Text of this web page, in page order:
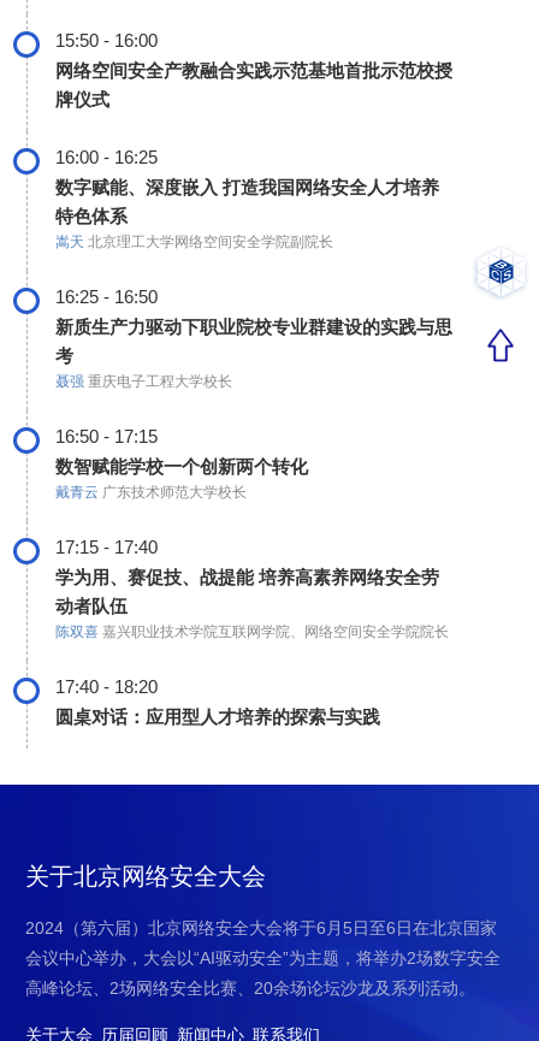
15:50 - 16:00
网络空间安全产教融合实践示范基地首批示范校授
牌仪式
16:00 - 16:25
数字赋能、深度嵌入 打造我国网络安全人才培养
特色体系
嵩天 北京理工大学网络空间安全学院副院长
16:25 - 16:50
新质生产力驱动下职业院校专业群建设的实践与思
考
聂强重庆电子工程大学校长
16:50 - 17:15
数智赋能学校一个创新两个转化
戴青云 广东技术师范大学校长
17:15 - 17:40
学为用、赛促技、战提能 培养高素养网络安全劳
动者队伍
陈双喜嘉兴职业技术学院互联网学院、网络空间安全学院院长
17:40 - 18:20
圆桌对话：应用型人才培养的探索与实践
关于北京网络安全大会
2024（第六届）北京网络安全大会将于6月5日至6日在北京国家
会议中心举办，大会以“AI驱动安全”为主题，将举办2场数字安全
高峰论坛、2场网络安全比赛、20余场论坛沙龙及系列活动。
关于大会 历届回顾 新闻中心 联系我们